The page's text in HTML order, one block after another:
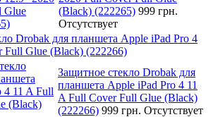
(Black) (222265) 999 грн.
Отсутствует
Drobak для планшета Apple iPad Pro 4
Full Glue (Black) (222266)
Защитное стекло Drobak для
планшета Apple iPad Pro 4 11
A Full Cover Full Glue (Black)
(222266) 999 грн. Отсутствует